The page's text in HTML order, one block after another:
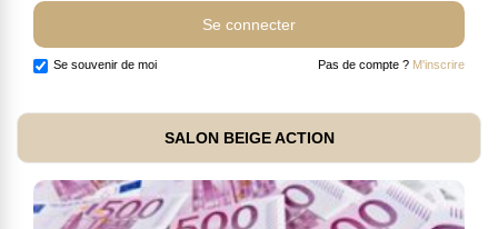
Se souvenir de moi Pas de compte ? M'inscrire
SALON BEIGE ACTION